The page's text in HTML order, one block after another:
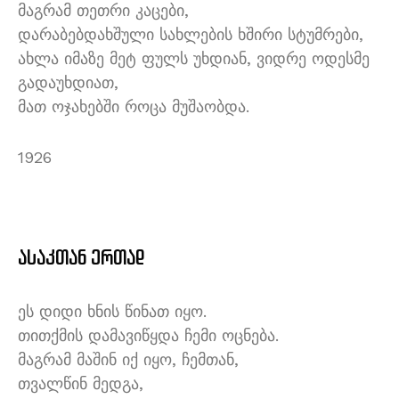
მაგრამ თეთრი კაცები,
დარაბებდახშული სახლების ხშირი სტუმრები,
ახლა იმაზე მეტ ფულს უხდიან, ვიდრე ოდესმე
გადაუხდიათ,
მათ ოჯახებში როცა მუშაობდა.
1926
ასაკთან ერთად
ეს დიდი ხნის წინათ იყო.
თითქმის დამავიწყდა ჩემი ოცნება.
მაგრამ მაშინ იქ იყო, ჩემთან,
თვალწინ მედგა,